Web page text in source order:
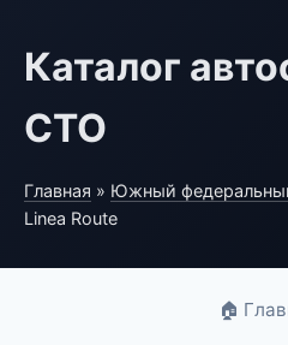
Каталог
СТО
Главная » Южный
Linea Route
🏠